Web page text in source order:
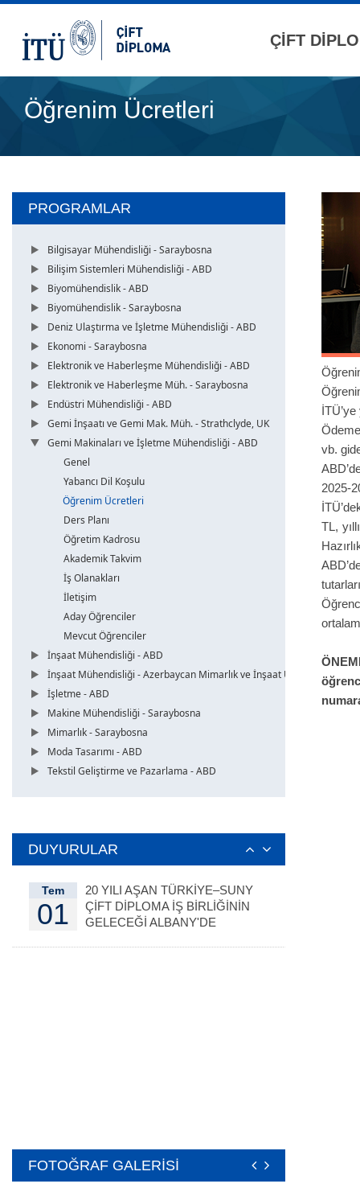
ÇİFT
Öğrenim Ücretleri
PROGRAMLAR
Bilgisayar Mühendisliği - Saraybosna
Bilişim Sistemleri Mühendisliği - ABD
Biyomühendislik - ABD
Biyomühendislik - Saraybosna
Deniz Ulaştırma ve İşletme Mühendisliği - ABD
Ekonomi - Saraybosna
Elektronik ve Haberleşme Mühendisliği - ABD
Elektronik ve Haberleşme Müh. - Saraybosna
Endüstri Mühendisliği - ABD
Gemi İnşaatı ve Gemi Mak. Müh. - Strathclyde, UK
Gemi Makinaları ve İşletme Mühendisliği - ABD
Genel
Yabancı Dil Koşulu
Öğrenim Ücretleri
Ders Planı
Öğretim Kadrosu
Akademik Takvim
İş Olanakları
İletişim
Aday Öğrenciler
Mevcut Öğrenciler
İnşaat Mühendisliği - ABD
İnşaat Mühendisliği - Azerbaycan Mimarlık ve İnşaat Üni.
İşletme - ABD
Makine Mühendisliği - Saraybosna
Mimarlık - Saraybosna
Moda Tasarımı - ABD
Tekstil Geliştirme ve Pazarlama - ABD
DUYURULAR
Tem
01
20 YILI AŞAN TÜRKİYE–SUNY
ÇİFT DİPLOMA İŞ BİRLİĞİNİN
GELECEĞİ ALBANY'DE
FOTOĞRAF GALERİSİ
vb.
2025-
TL,